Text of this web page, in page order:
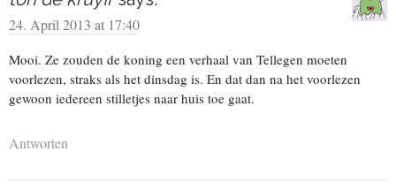
24. April 2013 at 17:40
Mooi. Ze zouden de koning een verhaal van Tellegen moeten
voorlezen, straks als het dinsdag is. En dat dan na het voorlezen
gewoon iedereen stilletjes naar huis toe gaat.
Antworten